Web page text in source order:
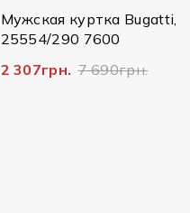
Мужская куртка Bugatti,
25554/290 7600
2 307грн. 7 690грн.